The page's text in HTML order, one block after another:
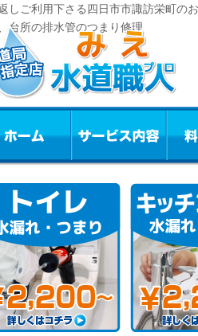
しご利用下さる四日市市諏訪栄町の
台所の排水管のつまり修理